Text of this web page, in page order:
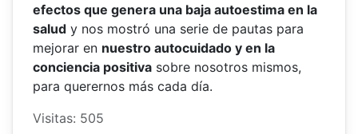
efectos que genera una baja autoestima en la
salud y nos mostró una serie de pautas para
mejorar en nuestro autocuidado y en la
conciencia positiva sobre nosotros mismos,
para querernos más cada día.
Visitas: 505